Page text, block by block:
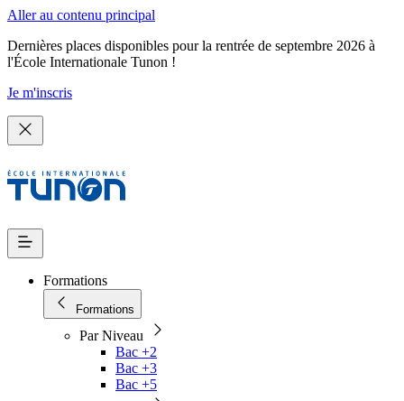
Aller au contenu principal
Dernières places disponibles pour la rentrée de septembre 2026 à
l'École Internationale Tunon !
Je m'inscris
Formations
Formations
Par Niveau
Bac +2
Bac +3
Bac +5